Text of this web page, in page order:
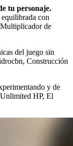
tu personaje.
con
de
del juego sin
Construcción
y de
HP, El